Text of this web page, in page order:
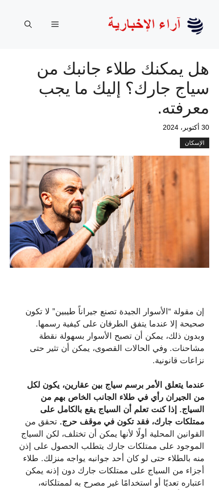
المحتوى
القائمة
هل يمكنك طلاء جانبك من
سياج جارك؟ إليك ما يجب
معرفته.
30 أكتوبر، 2024
الإسكان
إن مقولة “الأسوار الجيدة تصنع جيراناً طيبين” لا تكون
صحيحة إلا عندما يتفق الطرفان على كيفية رسمها.
وبدون ذلك، يمكن أن تصبح الأسوار بسهولة نقطة
مشاحنات. وفي الحالات القصوى، يمكن أن تثير حتى
نزاعات قانونية.
عندما يتعلق الأمر برسم سياج بين عقارين، يكون لكل
من الجيران رأي في طلاء الجانب الخاص بهم من
السياج. إذا كنت تعلم أن السياج يقع بالكامل على
ممتلكات جارك، فقد تكون في موقف حرج. تحقق من
القوانين المحلية أولًا لأنها يمكن أن تختلف، لكن السياج
الموجود على ممتلكات جارك يتطلب الحصول على إذن
منه بالطلاء حتى لو كان أحد جوانبه يواجه منزلك. طلاء
أجزاء من السياج على ممتلكات جارك دون إذنه يمكن
اعتباره تعديًا أو استخدامًا غير مصرح به لممتلكاته،